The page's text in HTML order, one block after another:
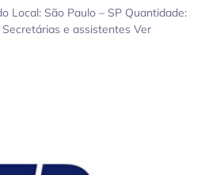
Local: São Paulo – SP Quantidade:
e assistentes Ver